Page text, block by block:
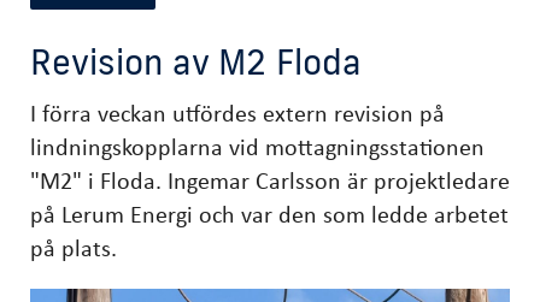
Revision av M2 Floda
I förra veckan utfördes extern revision på
lindningskopplarna vid mottagningsstationen
"M2" i Floda. Ingemar Carlsson är projektledare
på Lerum Energi och var den som ledde arbetet
på plats.